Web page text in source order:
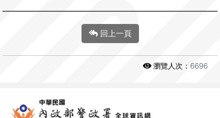
回上一頁
瀏覽人次： 6696